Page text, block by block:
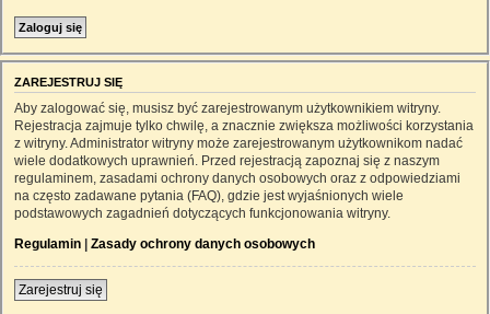
ZAREJESTRUJ SIĘ
Aby zalogować się, musisz być zarejestrowanym użytkownikiem witryny.
Rejestracja zajmuje tylko chwilę, a znacznie zwiększa możliwości korzystania
z witryny. Administrator witryny może zarejestrowanym użytkownikom nadać
wiele dodatkowych uprawnień. Przed rejestracją zapoznaj się z naszym
regulaminem, zasadami ochrony danych osobowych oraz z odpowiedziami
na często zadawane pytania (FAQ), gdzie jest wyjaśnionych wiele
podstawowych zagadnień dotyczących funkcjonowania witryny.
Regulamin | Zasady ochrony danych osobowych
Zarejestruj się